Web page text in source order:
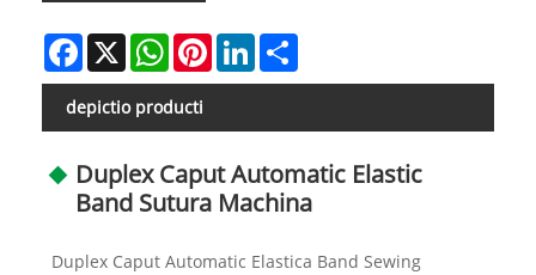
Facebook
X WhatsAppPinterestLinkedIn
depictio producti
Duplex Caput Automatic Elastic
Band Sutura Machina
Duplex Caput Automatic Elastica Band Sewing